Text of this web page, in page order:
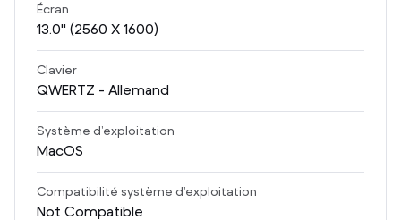
Écran
13.0" (2560 X 1600)
Clavier
QWERTZ - Allemand
Système d’exploitation
MacOS
Compatibilité système d’exploitation
Not Compatible